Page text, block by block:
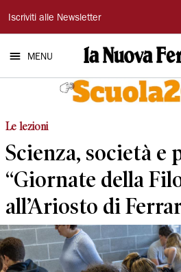
La
Nuova
Ferrara
Iscriviti alle Newsletter
MENU
Le lezioni
Scienza, società e
“Giornate della
all’Ariosto di